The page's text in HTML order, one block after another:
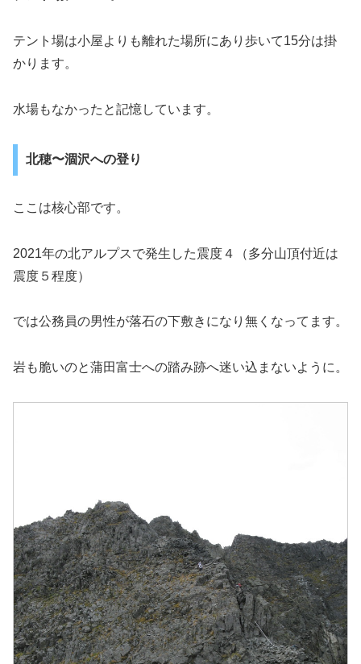
テント場は小屋よりも離れた場所にあり歩いて15分は掛
かります。
水場もなかったと記憶しています。
北穂〜涸沢への登り
ここは核心部です。
2021年の北アルプスで発生した震度４（多分山頂付近は
震度５程度）
では公務員の男性が落石の下敷きになり無くなってます。
岩も脆いのと蒲田富士への踏み跡へ迷い込まないように。